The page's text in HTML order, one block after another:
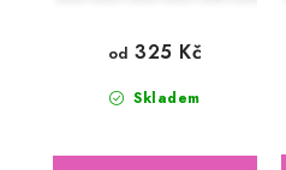
Skladem
od 325 Kč